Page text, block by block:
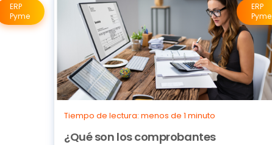
ERP
Pyme
Tiempo de lectura: menos de 1 minuto
¿Qué son los comprobantes
ERP
Pyme